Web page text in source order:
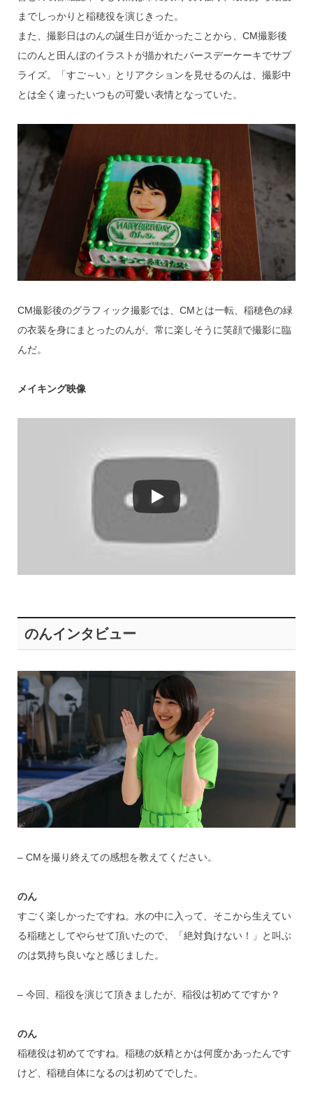
までしっかりと稲穂役を演じきった。
また、撮影日はのんの誕生日が近かったことから、CM撮影後
にのんと田んぼのイラストが描かれたバースデーケーキでサプ
ライズ。「すご～い」とリアクションを見せるのんは、撮影中
とは全く違ったいつもの可愛い表情となっていた。
CM撮影後のグラフィック撮影では、CMとは一転、稲穂色の緑
の衣装を身にまとったのんが、常に楽しそうに笑顔で撮影に臨
んだ。
メイキング映像
のんインタビュー
– CMを撮り終えての感想を教えてください。
のん
すごく楽しかったですね。水の中に入って、そこから生えてい
る稲穂としてやらせて頂いたので、「絶対負けない！」と叫ぶ
のは気持ち良いなと感じました。
– 今回、稲役を演じて頂きましたが、稲役は初めてですか？
のん
稲穂役は初めてですね。稲穂の妖精とかは何度かあったんです
けど、稲穂自体になるのは初めてでした。